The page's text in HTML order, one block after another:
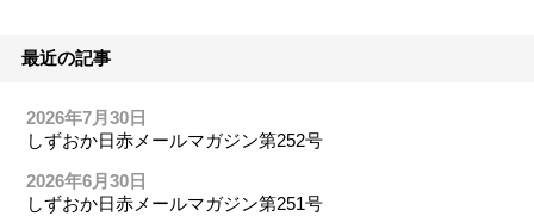
最近の記事
2026年7月30日
しずおか日赤メールマガジン第252号
2026年6月30日
しずおか日赤メールマガジン第251号